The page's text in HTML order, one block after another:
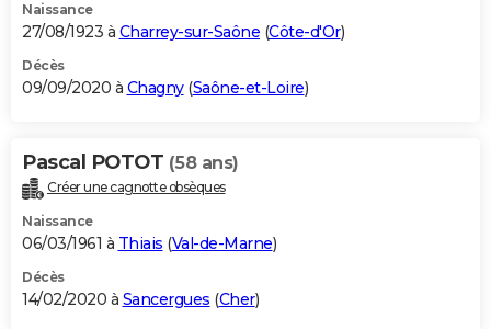
Naissance
27/08/1923 à Charrey-sur-Saône (Côte-d'Or)
Décès
09/09/2020 à Chagny(Saône-et-Loire)
Pascal POTOT (58 ans)
Créer une cagnotte obsèques
Naissance
06/03/1961 à Thiais (Val-de-Marne)
Décès
14/02/2020 à Sancergues (Cher)